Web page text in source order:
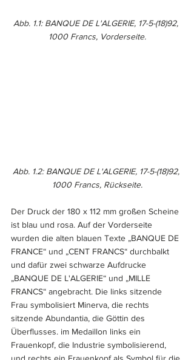
Abb. 1.1: BANQUE DE L'ALGERIE, 17-5-(18)92,
1000 Francs, Vorderseite.
Abb. 1.2: BANQUE DE L'ALGERIE, 17-5-(18)92,
1000 Francs, Rückseite.
Der Druck der 180 x 112 mm großen Scheine
ist blau und rosa. Auf der Vorderseite
wurden die alten blauen Texte „BANQUE DE
FRANCE“ und „CENT FRANCS“ durchbalkt
und dafür zwei schwarze Aufdrucke
„BANQUE DE L'ALGERIE“ und „MILLE
FRANCS“ angebracht. Die links sitzende
Frau symbolisiert Minerva, die rechts
sitzende Abundantia, die Göttin des
Überflusses. im Medaillon links ein
Frauenkopf, die Industrie symbolisierend,